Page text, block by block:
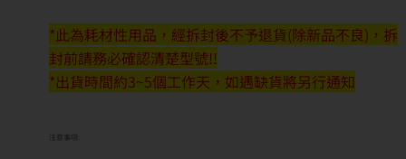
*此為耗材性用品，經拆封後不予退貨(除新品不良)，拆
封前請務必確認清楚型號!!
*出貨時間約3~5個工作天，如遇缺貨將另行通知
注意事項: